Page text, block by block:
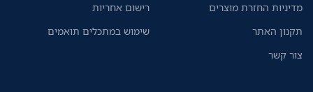
באמצעות אפליקציית Brotherמדיניות החזרת מוצרים
תקנון האתר
צור קשר
רישום אחריות
שימוש במתכלים תואמים